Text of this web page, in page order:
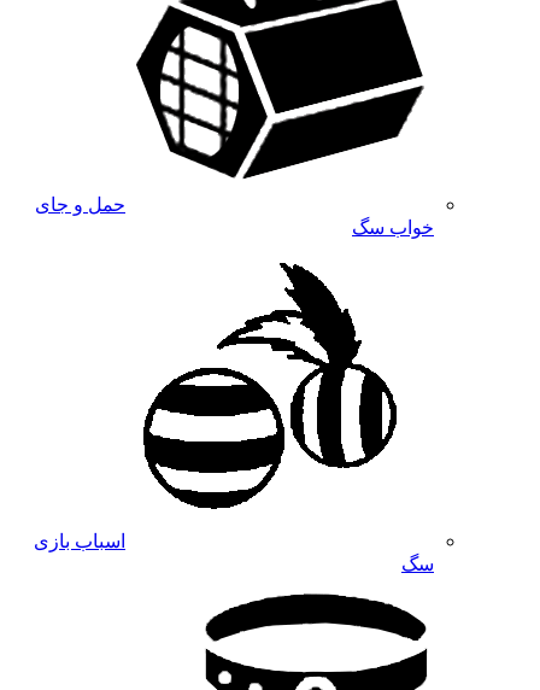
حمل و جای
خواب سگ
اسباب بازی
سگ